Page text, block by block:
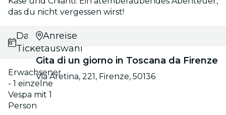
das du nicht vergessen wirst!
Datums- und
Ticketauswahl
Erwachsener
- 1 einzelne
Vespa mit 1
Person
Anreise
Gita di un giorno in Toscana da Firenze
Via Aretina, 221, Firenze, 50136